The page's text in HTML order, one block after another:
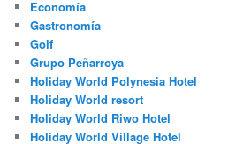
Economía
Gastronomía
Golf
Grupo Peñarroya
Holiday World Polynesia Hotel
Holiday World resort
Holiday World Riwo Hotel
Holiday World Village Hotel